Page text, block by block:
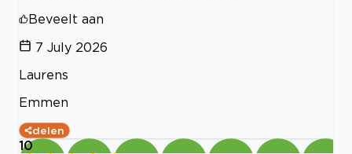
Beveelt aan
7 July 2026
Laurens
Emmen
delen
10